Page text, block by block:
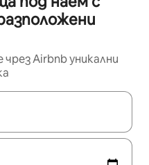
Airbnb уникални
използвайте